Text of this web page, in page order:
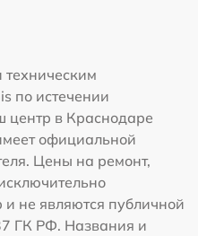
по истечении
центр в Краснодаре
официальной
Цены на ремонт,
не являются публичной
ГК РФ. Названия и